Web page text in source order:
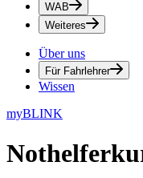
WAB
Weiteres
Über uns
Für Fahrlehrer
Wissen
myBLINK